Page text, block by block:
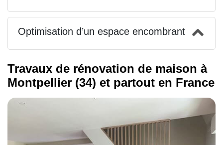
Optimisation d’un espace encombrant
Travaux de rénovation de maison à
Montpellier (34) et partout en France